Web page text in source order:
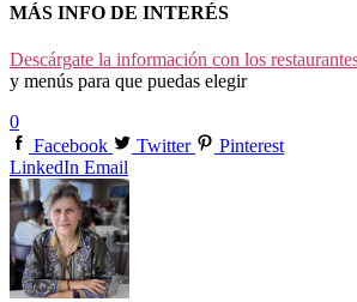
MÁS INFO DE INTERÉS
Descárgate la información con los
y menús para que puedas elegir
0
Facebook
Twitter
Pinterest
LinkedIn Email